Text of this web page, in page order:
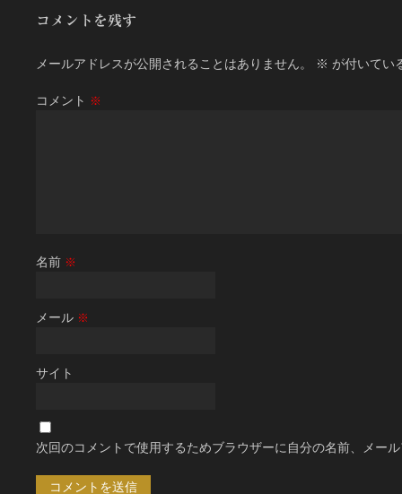
コメントを残す
メールアドレスが公開されることはありません。 ※ が付いてい
コメント ※
名前 ※
メール ※
サイト
次回のコメントで使用するためブラウザーに自分の名前、メー